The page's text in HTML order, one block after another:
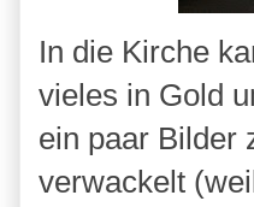
In die Kirche
vieles in Gold
ein paar Bilder
verwackelt